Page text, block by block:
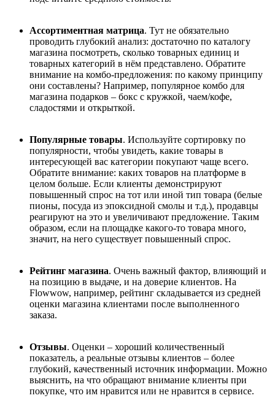
Ассортиментная матрица. Тут не обязательно
проводить глубокий анализ: достаточно по каталогу
магазина посмотреть, сколько товарных единиц и
товарных категорий в нём представлено. Обратите
внимание на комбо-предложения: по какому принципу
они составлены? Например, популярное комбо для
магазина подарков – бокс с кружкой, чаем/кофе,
сладостями и открыткой.
Популярные товары. Используйте сортировку по
популярности, чтобы увидеть, какие товары в
интересующей вас категории покупают чаще всего.
Обратите внимание: каких товаров на платформе в
целом больше. Если клиенты демонстрируют
повышенный спрос на тот или иной тип товара (белые
пионы, посуда из эпоксидной смолы и т.д.), продавцы
реагируют на это и увеличивают предложение. Таким
образом, если на площадке какого-то товара много,
значит, на него существует повышенный спрос.
Рейтинг магазина. Очень важный фактор, влияющий и
на позицию в выдаче, и на доверие клиентов. На
Flowwow, например, рейтинг складывается из средней
оценки магазина клиентами после выполненного
заказа.
Отзывы. Оценки – хороший количественный
показатель, а реальные отзывы клиентов – более
глубокий, качественный источник информации. Можно
выяснить, на что обращают внимание клиенты при
покупке, что им нравится или не нравится в сервисе.